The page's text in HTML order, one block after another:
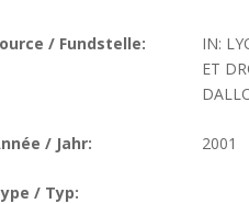
/ Fundstelle:
IN:
ET
/ Jahr: 2001
/ Typ: